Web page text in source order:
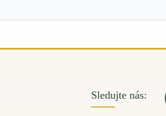
Sledujte nás: